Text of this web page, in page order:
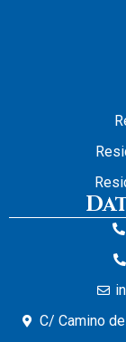
C/ Camino